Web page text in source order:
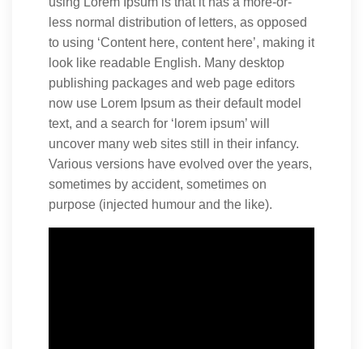
less normal distribution of letters, as opposed
to using ‘Content here, content here’, making it
look like readable English. Many desktop
publishing packages and web page editors
now use Lorem Ipsum as their default model
text, and a search for ‘lorem ipsum’ will
uncover many web sites still in their infancy.
Various versions have evolved over the years,
sometimes by accident, sometimes on
purpose (injected humour and the like).